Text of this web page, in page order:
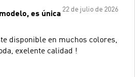
22 de julio de 2026
es única
disponible en muchos colores,
exelente calidad !